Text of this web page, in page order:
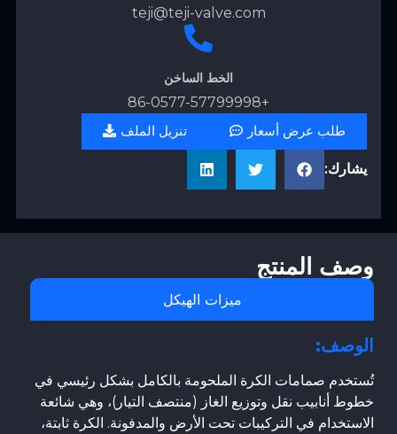
teji@teji-valve.com
الخط الساخن
+86-0577-57799998
طلب عرض أسعار
تنزيل الملف
يشارك:
وصف المنتج
ميزات الهيكل
الوصف:
تُستخدم صمامات الكرة الملحومة بالكامل بشكل رئيسي في
خطوط أنابيب نقل وتوزيع الغاز (منتصف التيار)، وهي شائعة
الاستخدام في التركيبات تحت الأرض والمدفونة. الكرة ثابتة،